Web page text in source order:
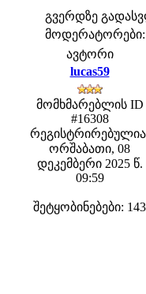
გვერდზე
მოდერატორები:
ავტორი
lucas59
მომხმარებლის ID
#16308
ორშაბათი, 08
დეკემბერი 2025 წ.
09:59
შეტყობინებები: 143